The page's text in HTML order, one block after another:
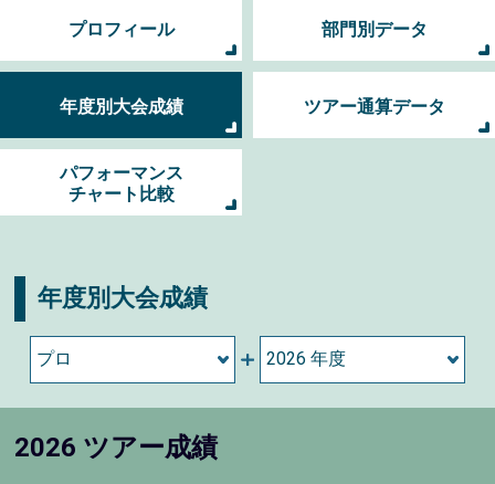
プロフィール 部門別データ
年度別大会成績 ツアー通算データ
パフォーマンス
チャート比較
年度別大会成績
2026 ツアー成績